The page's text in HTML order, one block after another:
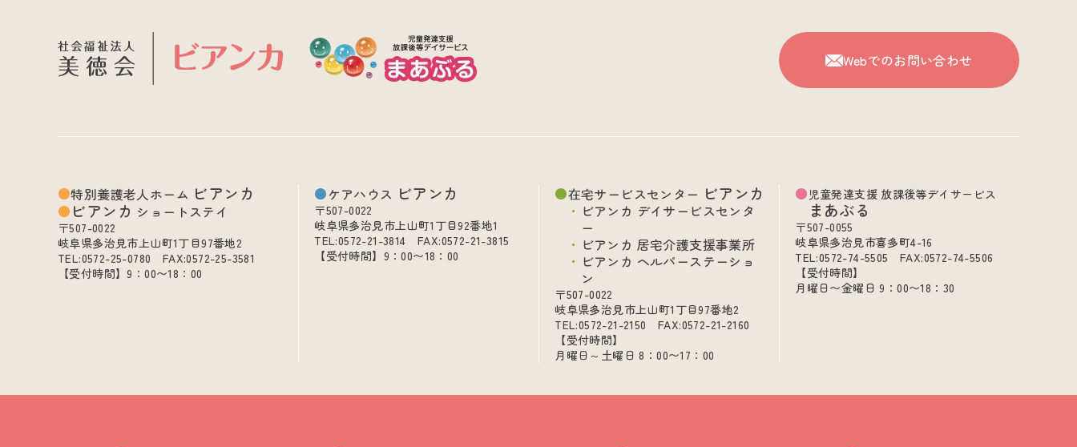
Webでのお問い合わせ
特別養護老人ホーム ビアンカ
ビアンカ ショートステイ
〒507-0022
岐阜県多治見市上山町1丁目97番地2
TEL:0572-25-0780 FAX:0572-25-3581
【受付時間】9：00〜18：00
ケアハウス ビアンカ
〒507-0022
岐阜県多治見市上山町1丁目92番地1
TEL:0572-21-3814 FAX:0572-21-3815
【受付時間】9：00〜18：00
在宅サービスセンター ビアンカ
ビアンカ デイサービスセンタ
ー
ビアンカ 居宅介護支援事業所
ビアンカ ヘルパーステーショ
ン
〒507-0022
岐阜県多治見市上山町1丁目97番地2
TEL:0572-21-2150 FAX:0572-21-2160
【受付時間】
月曜日～土曜日 8：00〜17：00
児童発達支援 放課後等デイサービス
まあぶる
〒507-0055
岐阜県多治見市喜多町4-16
TEL:0572-74-5505 FAX:0572-74-5506
【受付時間】
月曜日〜金曜日 9：00〜18：30